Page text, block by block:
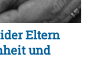
Eltern
und